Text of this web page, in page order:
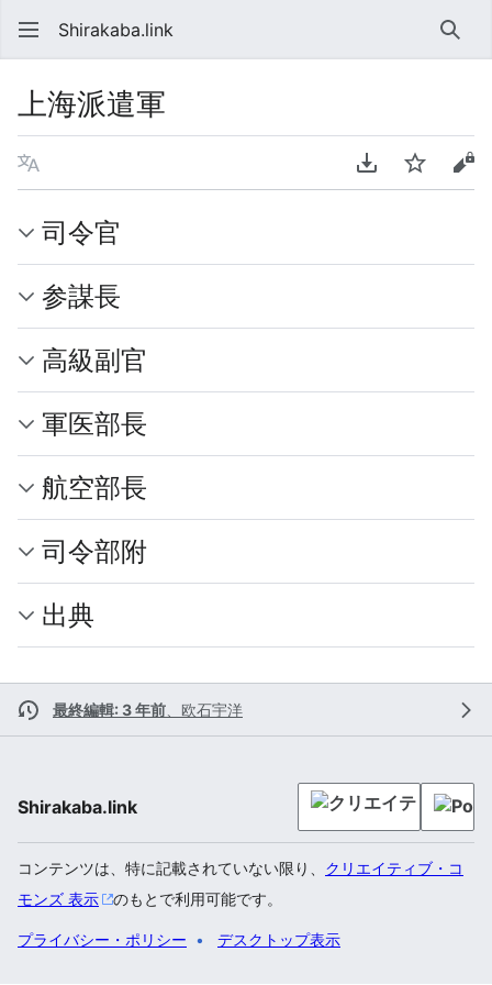
Shirakaba.link 検索
上海派遣軍
言語 PDFをダウンロ
ウォッチソ
司令官
参謀長
高級副官
軍医部長
航空部長
司令部附
出典
最終編輯: 3 年前 欧石宇洋
Shirakaba.link
コンテンツは、特に記載されていない限り、 クリエイティブ・コ
モンズ 表示
のもとで利用可能です。
プライバシー・ポリシー デスクトップ表示